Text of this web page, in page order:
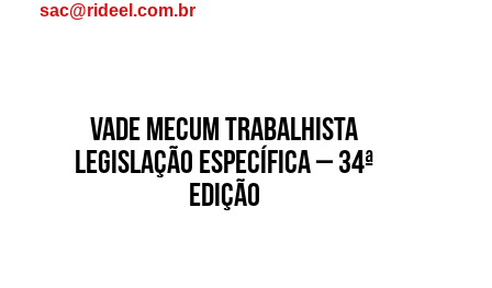
sac@rideel.com.br
Vade Mecum Trabalhista
Legislação Específica – 34ª
edição